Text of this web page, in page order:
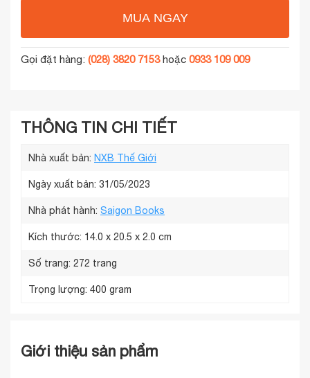
MUA NGAY
Gọi đặt hàng: (028) 3820 7153hoặc 0933 109 009
THÔNG TIN CHI TIẾT
Nhà xuất bản: NXB Thế Giới
Ngày xuất bản: 31/05/2023
Nhà phát hành: Saigon Books
Kích thước: 14.0 x 20.5 x 2.0 cm
Số trang: 272 trang
Trọng lượng: 400 gram
Giới thiệu sản phẩm